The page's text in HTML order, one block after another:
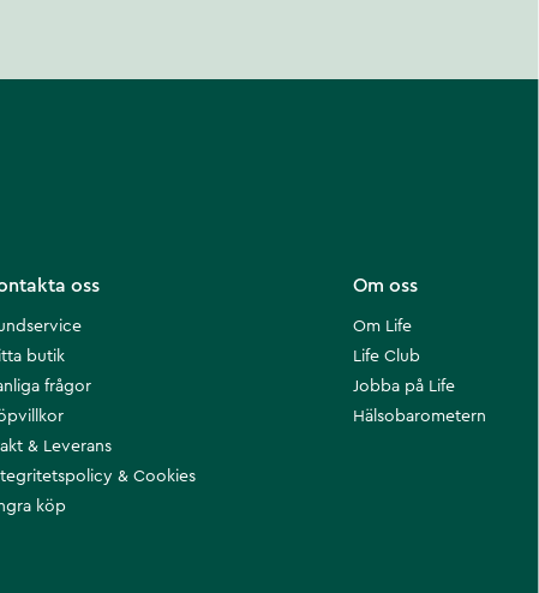
Om oss
Om Life
Life Club
Jobba på Life
Hälsobarometern
oss
butik
frågor
& Leverans
& Cookies
köp